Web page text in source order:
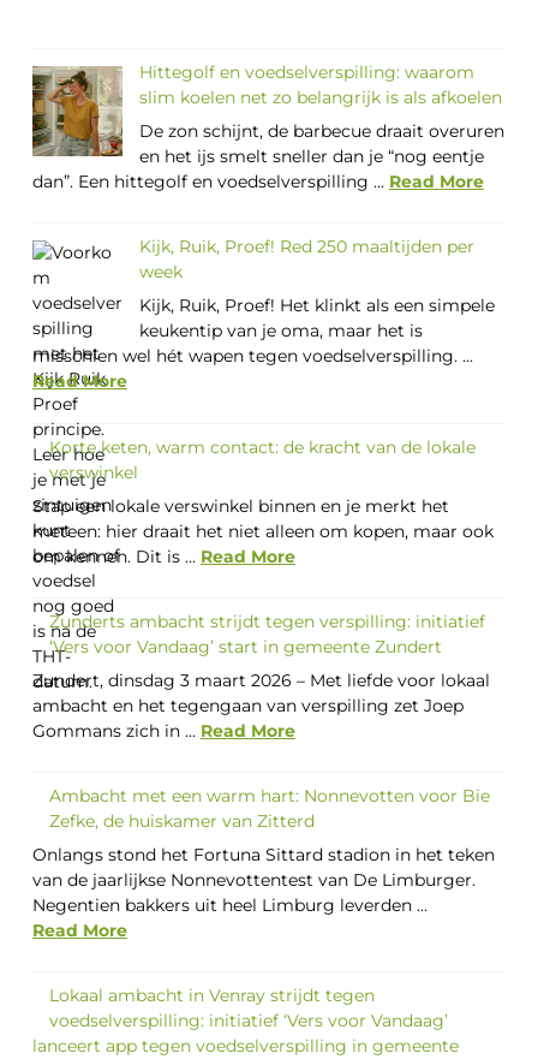
Hittegolf en voedselverspilling: waarom
slim koelen net zo belangrijk is als afkoelen
De zon schijnt, de barbecue draait overuren
en het ijs smelt sneller dan je “nog eentje
dan”. Een hittegolf en voedselverspilling ... Read More
Kijk, Ruik, Proef! Red 250 maaltijden per
week
Kijk, Ruik, Proef! Het klinkt als een simpele
keukentip van je oma, maar het is
misschien wel hét wapen tegen voedselverspilling. ...
Read More
Korte keten, warm contact: de kracht van de lokale
verswinkel
Stap een lokale verswinkel binnen en je merkt het
meteen: hier draait het niet alleen om kopen, maar ook
om kennen. Dit is ... Read More
Zunderts ambacht strijdt tegen verspilling: initiatief
‘Vers voor Vandaag’ start in gemeente Zundert
Zundert, dinsdag 3 maart 2026 – Met liefde voor lokaal
ambacht en het tegengaan van verspilling zet Joep
Gommans zich in ... Read More
Ambacht met een warm hart: Nonnevotten voor Bie
Zefke, de huiskamer van Zitterd
Onlangs stond het Fortuna Sittard stadion in het teken
van de jaarlijkse Nonnevottentest van De Limburger.
Negentien bakkers uit heel Limburg leverden ...
Read More
Lokaal ambacht in Venray strijdt tegen
voedselverspilling: initiatief ‘Vers voor Vandaag’
lanceert app tegen voedselverspilling in gemeente